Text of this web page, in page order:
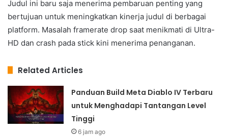
Judul ini baru saja menerima pembaruan penting yang
bertujuan untuk meningkatkan kinerja judul di berbagai
platform. Masalah framerate drop saat menikmati di Ultra-
HD dan crash pada stick kini menerima penanganan.
Related Articles
Panduan Build Meta Diablo IV Terbaru
untuk Menghadapi Tantangan Level
Tinggi
6 jam ago